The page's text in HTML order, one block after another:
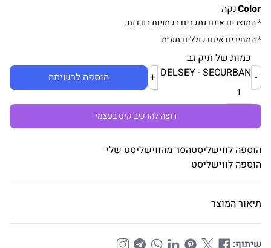
Colorנקה
* המוצרים אינם נמכרים בכמויות בודדות.
* המחירים אינם כוללים מע״מ
-
כמות של תיק גב
DELSEY - SECURBAN
+ הוספה לרשימה
רוצה להרכיב קיט בעצמי
הוספה לווישליסטהסר מהווישליסט שלי
הוספה לווישליסט
תיאור המוצר
שיתוף: